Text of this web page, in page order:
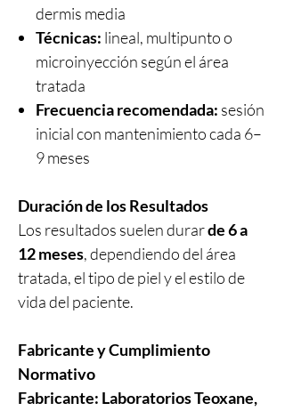
dermis media
Técnicas: lineal, multipunto o
microinyección según el área
tratada
Frecuencia recomendada: sesión
inicial con mantenimiento cada 6–
9 meses
Duración de los Resultados
Los resultados suelen durarde 6 a
12 meses, dependiendo del área
tratada, el tipo de piel y el estilo de
vida del paciente.
Fabricante y Cumplimiento
Normativo
Fabricante: Laboratorios Teoxane,